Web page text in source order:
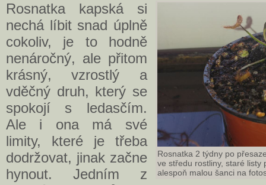
Rosnatka 2 týdny po
ve středu rostliny, staré listy
alespoň malou šanci na
Rosnatka kapská si
nechá líbit snad úplně
cokoliv, je to hodně
nenáročný, ale přitom
krásný, vzrostlý a
vděčný druh, který se
spokojí s ledasčím.
Ale i ona má své
limity, které je třeba
dodržovat, jinak začne
hynout. Jedním z